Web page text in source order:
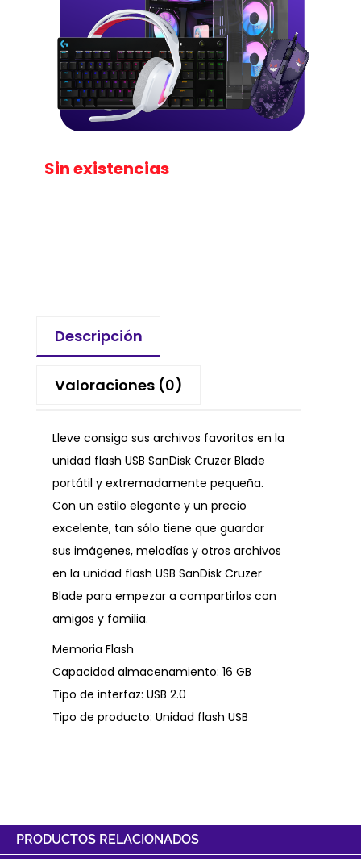
Sin existencias
Descripción
Valoraciones (0)
Lleve consigo sus archivos favoritos en la
unidad flash USB SanDisk Cruzer Blade
portátil y extremadamente pequeña.
Con un estilo elegante y un precio
excelente, tan sólo tiene que guardar
sus imágenes, melodías y otros archivos
en la unidad flash USB SanDisk Cruzer
Blade para empezar a compartirlos con
amigos y familia.
Memoria Flash
Capacidad almacenamiento: 16 GB
Tipo de interfaz: USB 2.0
Tipo de producto: Unidad flash USB
PRODUCTOS RELACIONADOS